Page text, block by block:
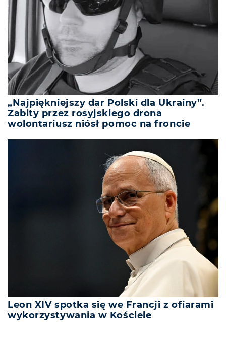
„Najpiękniejszy dar Polski dla Ukrainy”.
Zabity przez rosyjskiego drona
wolontariusz niósł pomoc na froncie
Leon XIV spotka się we Francji z ofiarami
wykorzystywania w Kościele